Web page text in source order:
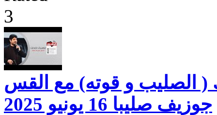
( الصليب و قوته) مع القس
جوزيف صليبا 16 يونيو 2025